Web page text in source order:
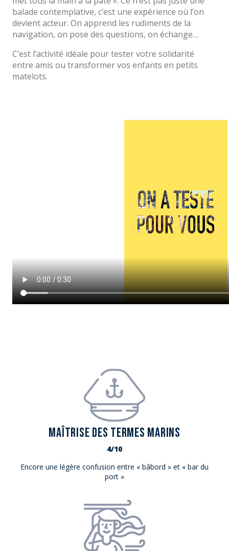
balade contemplative, c’est une expérience où l’on
devient acteur. On apprend les rudiments de la
navigation, on pose des questions, on échange…
C’est l’activité idéale pour tester votre solidarité
entre amis ou transformer vos enfants en petits
matelots.
MAÎTRISE DES TERMES MARINS
4/10
Encore une légère confusion entre « bâbord » et « bar du
port »